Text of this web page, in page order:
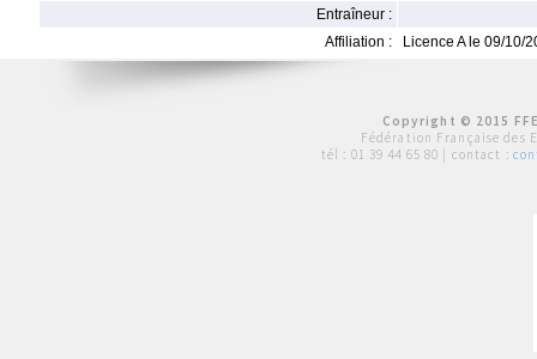
Entraîneur :
Affiliation :
Licence A le 09/10/
Copyright © 2015
Fédération Française des
tél : 01 39 44 65 80 | contact :